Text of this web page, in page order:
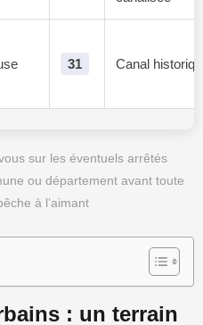
31 Canal
sur les éventuels arrêtés
ou département avant toute
à l’aimant
: un terrain